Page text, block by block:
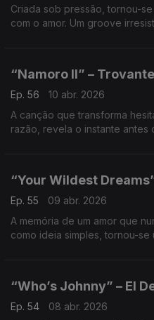
Criada sob pressão, tornou-
com o amor. Um groove
“Namoro II” – Trovante
Ep. 56
10 abr. 2026
A canção que transforma
razão, revela o instante
“Your Wildest
Ep. 55
09 abr. 2026
A memória de um amor que
como ideia simples, tornou-
“Who’s Johnny” – El
Ep. 54
08 abr. 2026